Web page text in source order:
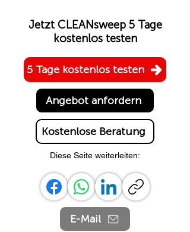
Jetzt CLEANsweep 5 Tage
kostenlos testen
5 Tage kostenlos testen
Angebot anfordern
Kostenlose Beratung
Diese Seite weiterleiten:
E-Mail